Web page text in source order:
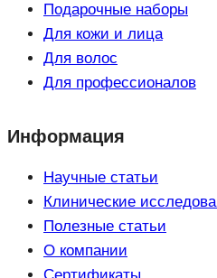
Подарочные наборы
Для кожи и лица
Для волос
Для профессионалов
Информация
Научные статьи
Клинические
Полезные статьи
О компании
Сертификаты